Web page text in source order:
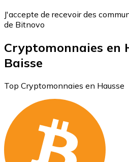
J'accepte de recevoir des
de Bitnovo
Cryptomonnaies en
Baisse
Top Cryptomonnaies en Hausse